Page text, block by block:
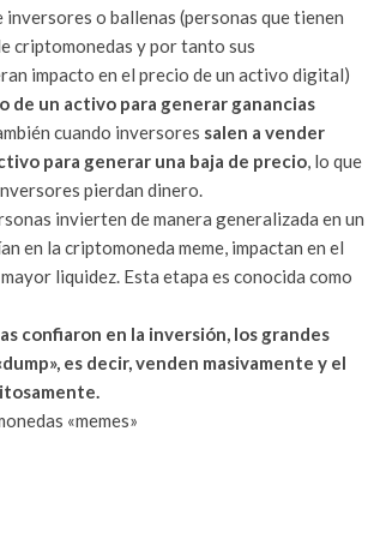
o ballenas (personas que tienen
criptomonedas y por tanto sus
impacto en el precio de un activo digital)
de un activo para generar ganancias
cuando inversores salen a vender
para generar una baja de precio, lo que
pierdan dinero.
invierten de manera generalizada en un
en la criptomoneda meme, impactan en el
liquidez. Esta etapa es conocida como
confiaron en la inversión, los grandes
es decir, venden masivamente y el
«memes»